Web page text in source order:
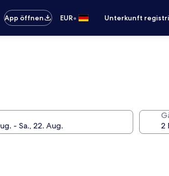
App öffnen
EUR• Unterkunft